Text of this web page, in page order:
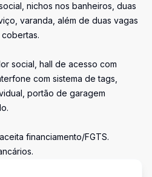
nichos nos banheiros, duas
varanda, além de duas vagas
social, hall de acesso com
com sistema de tags,
portão de garagem
financiamento/FGTS.